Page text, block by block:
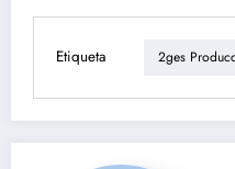
Etiqueta 2ges